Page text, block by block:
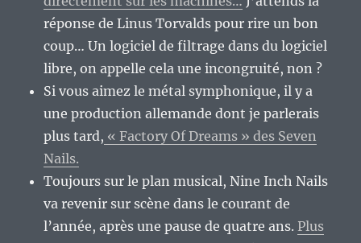
réponse de Linus Torvalds pour rire un bon
coup… Un logiciel de filtrage dans du logiciel
libre, on appelle cela une incongruité, non ?
Si vous aimez le métal symphonique, il y a
une production allemande dont je parlerais
plus tard, « Factory Of Dreams » des Seven
Nails.
Toujours sur le plan musical, Nine Inch Nails
va revenir sur scène dans le courant de
l’année, après une pause de quatre ans. Plus